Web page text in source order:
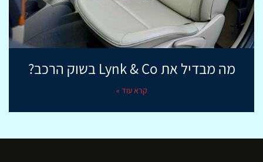
מה מבדיל את Lynk & Co בשוק הרכב?
קרא עוד »